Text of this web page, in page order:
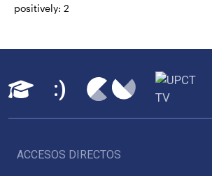
positively: 2
ACCESOS DIRECTOS